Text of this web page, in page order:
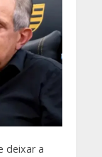
deixar a